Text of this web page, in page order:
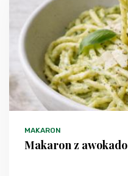
MAKARON
Makaron z awokado